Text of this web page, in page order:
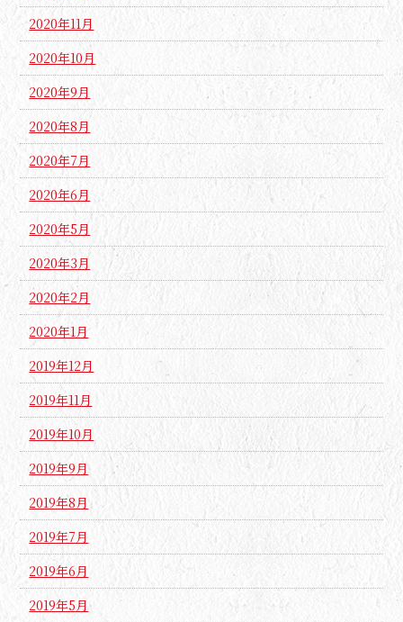
2020年11月
2020年10月
2020年9月
2020年8月
2020年7月
2020年6月
2020年5月
2020年3月
2020年2月
2020年1月
2019年12月
2019年11月
2019年10月
2019年9月
2019年8月
2019年7月
2019年6月
2019年5月